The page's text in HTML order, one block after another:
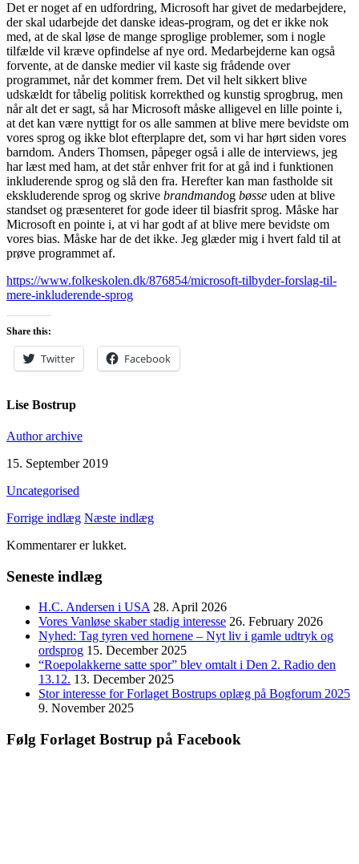
Det er noget af en udfordring, Microsoft har givet de medarbejdere,
der skal udarbejde det danske ideas-program, og det er ikke nok
med, at de skal løse de mange sproglige problemer, som i nogle
tilfælde vil kræve opfindelse af nye ord. Medarbejderne kan også
forvente, at de danske medier vil kaste sig frådende over
programmet, når det kommer frem. Det vil helt sikkert blive
udskældt for tåbelig politisk korrekthed og kunstig sprogbrug, men
når alt det er sagt, så har Microsoft måske alligevel en lille pointe i,
at det kan være nyttigt for os alle sammen at blive mere bevidste om
vores sprog og ikke blot efterplapre det, som vi har hørt siden vores
barndom. Anders Thomsen, påpeger også i alle de interviews, jeg
har læst med ham, at det står enhver frit for at gå ind i funktionen
inkluderende sprog og slå den fra. Herefter kan man fastholde sit
ekskluderende sprog og skrive brandmandog bøsse uden at blive
standset og præsenteret for gode ideer til biasfrit sprog. Måske har
Microsoft en pointe i, at vi har godt af at blive mere bevidste om
vores bias. Måske har de det ikke. Jeg glæder mig i hvert fald til at
prøve programmet af.
https://www.folkeskolen.dk/876854/microsoft-tilbyder-forslag-til-
mere-inkluderende-sprog
Share this:
Twitter Facebook
Lise Bostrup
Author archive
15. September 2019
Uncategorised
Forrige indlæg Næste indlæg
Kommentarer er lukket.
Seneste indlæg
H.C. Andersen i USA 28. April 2026
Vores Vanløse skaber stadig interesse 26. February 2026
Nyhed: Tag tyren ved hornene – Nyt liv i gamle udtryk og
ordsprog 15. December 2025
“Roepolakkerne satte spor” blev omtalt i Den 2. Radio den
13.12. 13. December 2025
Stor interesse for Forlaget Bostrups oplæg på Bogforum 2025
9. November 2025
Følg Forlaget Bostrup på Facebook